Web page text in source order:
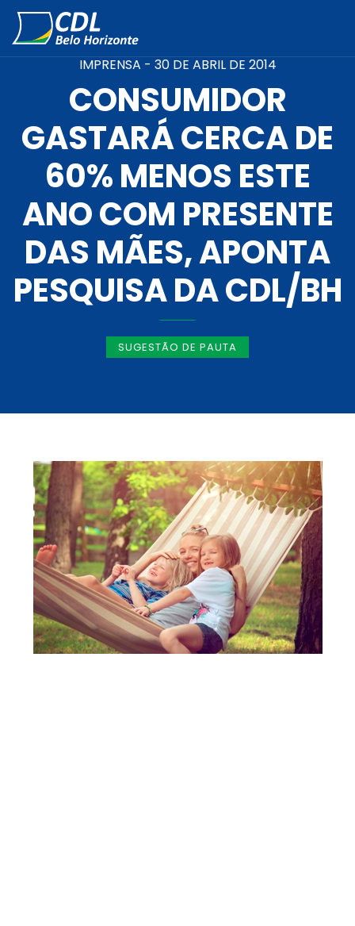
IMPRENSA - 30 DE ABRIL DE 2014
CONSUMIDOR
GASTARÁ CERCA DE
60% MENOS ESTE
ANO COM PRESENTE
DAS MÃES, APONTA
PESQUISA DA CDL/BH
SUGESTÃO DE PAUTA